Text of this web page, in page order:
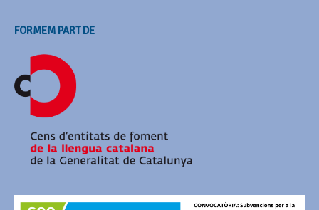
FORMEM PART DE